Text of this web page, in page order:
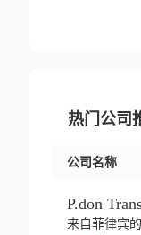
热门公司
公司名称
来自菲律宾